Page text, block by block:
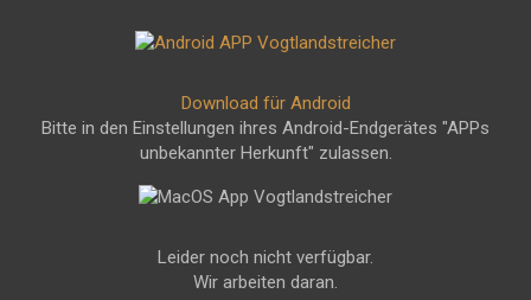
Download für Android
Bitte in den Einstellungen ihres Android-Endgerätes "APPs
unbekannter Herkunft" zulassen.
Leider noch nicht verfügbar.
Wir arbeiten daran.